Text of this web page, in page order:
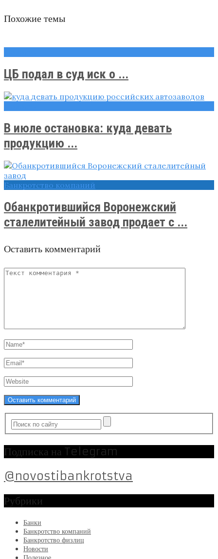
Похожие темы
ЦБ подал в суд иск о ...
В июле остановка: куда девать
продукцию ...
Банкротство компаний
Обанкротившийся Воронежский
сталелитейный завод продает с ...
Оставить комментарий
Подписка на Telegram
@novostibankrotstva
Рубрики
Банки
Банкротство компаний
Банкротство физлиц
Новости